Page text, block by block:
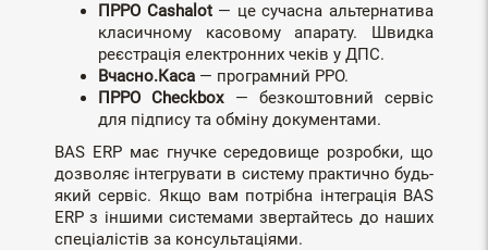
ПРРО Cashalot— це сучасна альтернатива
класичному касовому апарату. Швидка
реєстрація електронних чеків у ДПС.
Вчасно.Каса — програмний РРО.
ПРРО Сheckbox— безкоштовний сервіс
для підпису та обміну документами.
BAS ERP має гнучке середовище розробки, що
дозволяє інтегрувати в систему практично будь-
який сервіс. Якщо вам потрібна інтеграція BAS
ERP з іншими системами звертайтесь до наших
спеціалістів за консультаціями.